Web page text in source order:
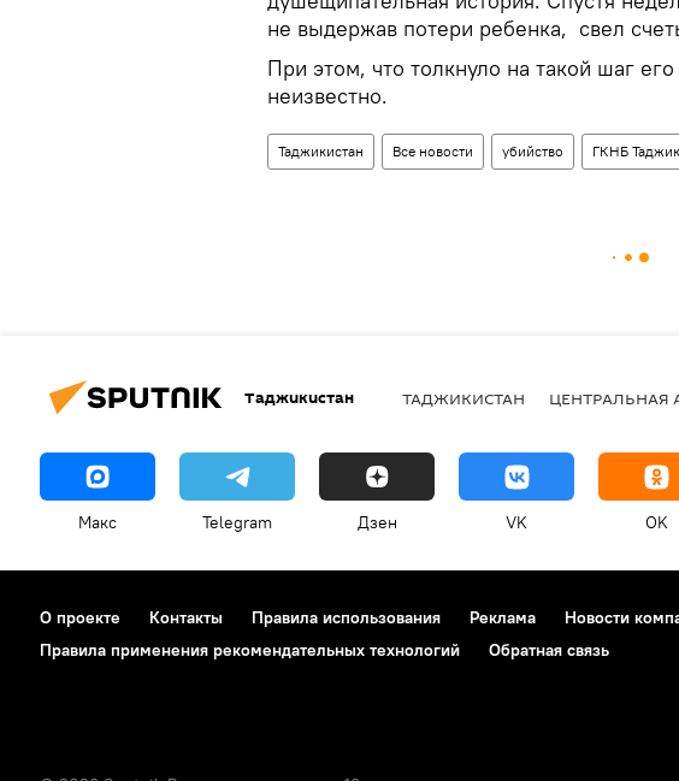
не выдержав потери ребенка, свел
При этом, что толкнуло на такой шаг
неизвестно.
Таджикистан Все новости убийство ГКНБ
Таджикистан ТАДЖИКИСТАН ЦЕНТРАЛЬНАЯ
Макс Telegram Дзен VK OK
О проекте Контакты Правила использования Реклама Новости
Правила применения рекомендательных технологий
Обратная связь